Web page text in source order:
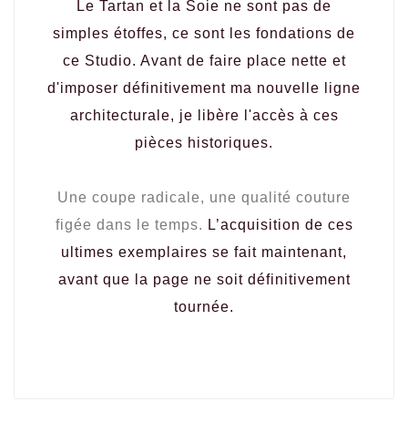
Le Tartan et la Soie ne sont pas de
simples étoffes, ce sont les fondations de
ce Studio. Avant de faire place nette et
d'imposer définitivement ma nouvelle ligne
architecturale, je libère l'accès à ces
pièces historiques.
Une coupe radicale, une qualité couture
figée dans le temps. L’acquisition de ces
ultimes exemplaires se fait maintenant,
avant que la page ne soit définitivement
tournée.